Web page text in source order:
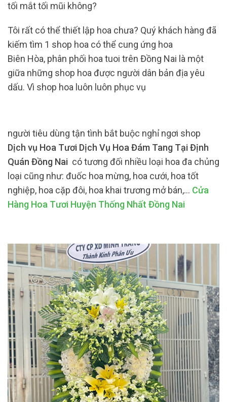
tối mắt tối mũi không?
Tôi rất có thể thiết lập hoa chưa? Quý khách hàng đã
kiếm tìm 1 shop hoa có thể cung ứng hoa
Biên Hòa, phân phối hoa tuoi trên Đồng Nai là một
giữa những shop hoa được người dân bản địa yêu
dấu. Vì shop hoa luôn luôn phục vụ
người tiêu dùng tận tình bắt buộc nghỉ ngơi shop
Dịch vụ Hoa Tươi Dịch Vụ Hoa Đám Tang Tại Định
Quán Đồng Nai có tương đối nhiều loại hoa đa chủng
loại cũng như: đuốc hoa mừng, hoa cưới, hoa tốt
nghiệp, hoa cặp đôi, hoa khai trương mở bán,… Cửa
Hàng Hoa Tươi Huyện Thống Nhất Đồng Nai